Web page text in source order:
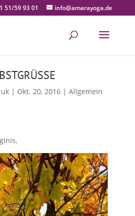
51/59 93 01 info@amarayoga.de
| Okt. 20, 2016| Allgemein